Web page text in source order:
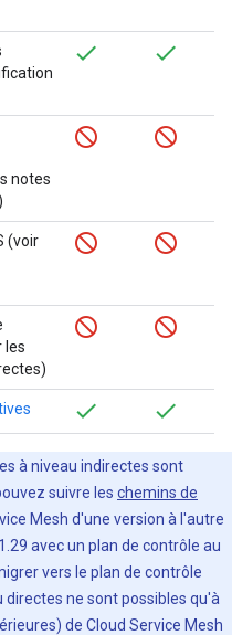
notes
(voir
les
à niveau indirectes sont
suivre les chemins de
Mesh d'une version à l'autre
avec un plan de contrôle au
vers le plan de contrôle
ne sont possibles qu'à
de Cloud Service Mesh